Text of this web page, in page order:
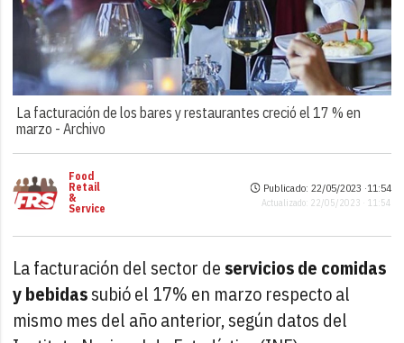
La facturación de los bares y restaurantes creció el 17 % en
marzo -Archivo
Food
Retail
&
Service
Publicado: 22/05/2023 ·11:54
Actualizado: 22/05/2023 · 11:54
La facturación del sector de servicios de comidas
y bebidassubió el 17% en marzo respecto al
mismo mes del año anterior, según datos del